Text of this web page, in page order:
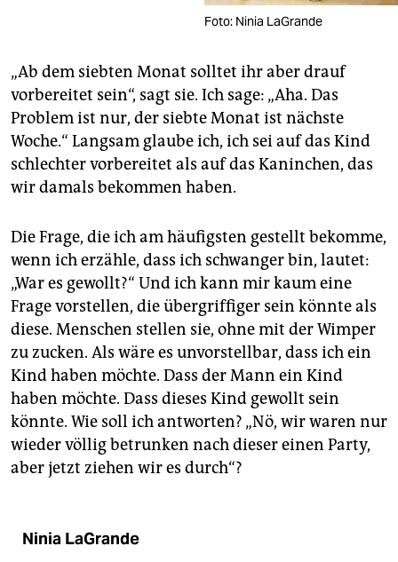
Foto: Ninia LaGrande
„Ab dem siebten Monat solltet ihr aber drauf
vorbereitet sein“, sagt sie. Ich sage: „Aha. Das
Problem ist nur, der siebte Monat ist nächste
Woche.“ Langsam glaube ich, ich sei auf das Kind
schlechter vorbereitet als auf das Kaninchen, das
wir damals bekommen haben.
Die Frage, die ich am häufigsten gestellt bekomme,
wenn ich erzähle, dass ich schwanger bin, lautet:
„War es gewollt?“ Und ich kann mir kaum eine
Frage vorstellen, die übergriffiger sein könnte als
diese. Menschen stellen sie, ohne mit der Wimper
zu zucken. Als wäre es unvorstellbar, dass ich ein
Kind haben möchte. Dass der Mann ein Kind
haben möchte. Dass dieses Kind gewollt sein
könnte. Wie soll ich antworten? „Nö, wir waren nur
wieder völlig betrunken nach dieser einen Party,
aber jetzt ziehen wir es durch“?
Ninia LaGrande